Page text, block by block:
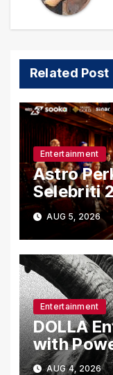
Related Post
Entertainment
Astro
Selebriti
Baharu
AUG 5, 2026
Entertainment
DOLLA
with
AUG 4, 2026